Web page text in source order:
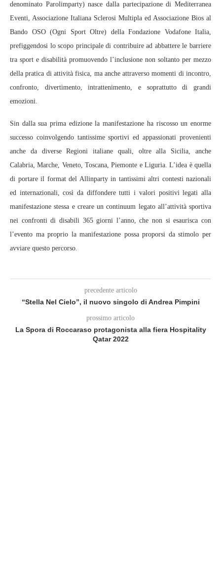
denominato Parolimparty) nasce dalla partecipazione di Mediterranea
Eventi, Associazione Italiana Sclerosi Multipla ed Associazione Bios al
Bando OSO (Ogni Sport Oltre) della Fondazione Vodafone Italia,
prefiggendosi lo scopo principale di contribuire ad abbattere le barriere
tra sport e disabilità promuovendo l’inclusione non soltanto per mezzo
della pratica di attività fisica, ma anche attraverso momenti di incontro,
confronto, divertimento, intrattenimento, e soprattutto di grandi
emozioni.
Sin dalla sua prima edizione la manifestazione ha riscosso un enorme
successo coinvolgendo tantissime sportivi ed appassionati provenienti
anche da diverse Regioni italiane quali, oltre alla Sicilia, anche
Calabria, Marche, Veneto, Toscana, Piemonte e Liguria. L’idea è quella
di portare il format del Allinparty in tantissimi altri contesti nazionali
ed internazionali, così da diffondere tutti i valori positivi legati alla
manifestazione stessa e creare un continuum legato all’attività sportiva
nei confronti di disabili 365 giorni l’anno, che non si esaurisca con
l’evento ma proprio la manifestazione possa proporsi da stimolo per
avviare questo percorso.
precedente articolo
“Stella Nel Cielo”, il nuovo singolo di Andrea Pimpini
prossimo articolo
La Spora di Roccaraso protagonista alla fiera Hospitality
Qatar 2022